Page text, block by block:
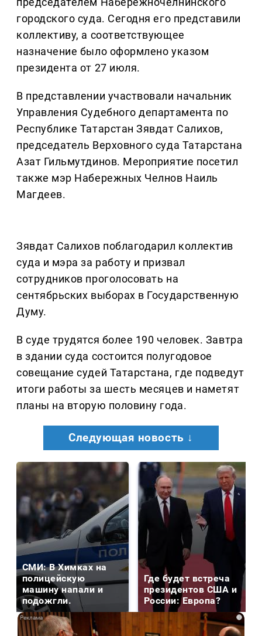
городского суда. Сегодня его представили
коллективу, а соответствующее
назначение было оформлено указом
президента от 27 июля.
В представлении участвовали начальник
Управления Судебного департамента по
Республике Татарстан Зявдат Салихов,
председатель Верховного суда Татарстана
Азат Гильмутдинов. Мероприятие посетил
также мэр Набережных Челнов Наиль
Магдеев.
Зявдат Салихов поблагодарил коллектив
суда и мэра за работу и призвал
сотрудников проголосовать на
сентябрьских выборах в Государственную
Думу.
В суде трудятся более 190 человек. Завтра
в здании суда состоится полугодовое
совещание судей Татарстана, где подведут
итоги работы за шесть месяцев и наметят
планы на вторую половину года.
Следующая новость ↓
СМИ: В Химках на
полицейскую
машину напали и
подожгли.
Где будет встреча
президентов США и
России: Европа?
i